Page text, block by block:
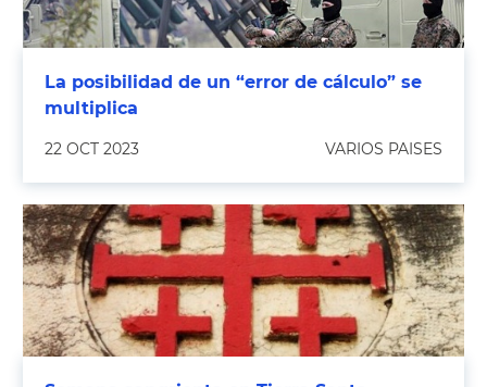
La posibilidad de un “error de cálculo” se
multiplica
22 OCT 2023 VARIOS PAISES